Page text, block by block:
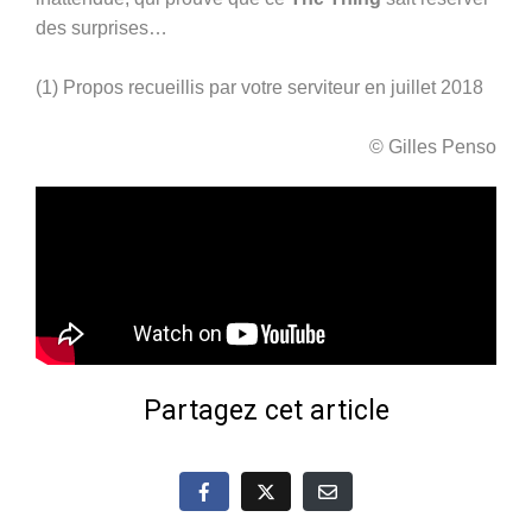
des surprises…
(1) Propos recueillis par votre serviteur en juillet 2018
© Gilles Penso
Partagez cet article